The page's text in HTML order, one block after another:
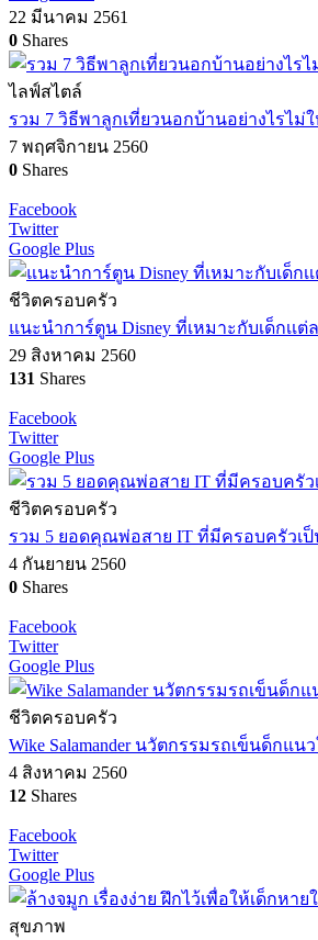
22 มีนาคม 2561
0 Shares
ไลฟ์สไตล์
รวม 7 วิธีพาลูกเที่ยวนอกบ้านอย่างไรไม่
7 พฤศจิกายน 2560
0 Shares
Facebook
Twitter
Google Plus
ชีวิตครอบครัว
แนะนำการ์ตูน Disney ที่เหมาะกับเด็กเเต่
29 สิงหาคม 2560
131 Shares
Facebook
Twitter
Google Plus
ชีวิตครอบครัว
รวม 5 ยอดคุณพ่อสาย IT ที่มีครอบครัวเป็
4 กันยายน 2560
0 Shares
Facebook
Twitter
Google Plus
ชีวิตครอบครัว
Wike Salamander นวัตกรรมรถเข็นด็กแน
4 สิงหาคม 2560
12 Shares
Facebook
Twitter
Google Plus
สุขภาพ